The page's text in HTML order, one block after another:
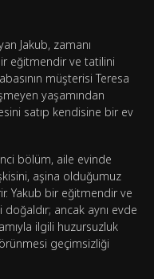
Jakub, zamanı
eğitmendir ve tatilini
müşterisi Teresa
yaşamından
satıp kendisine bir ev
bölüm, aile evinde
aşina olduğumuz
Yakub bir eğitmendir ve
ancak aynı evde
ilgili huzursuzluk
geçimsizliği